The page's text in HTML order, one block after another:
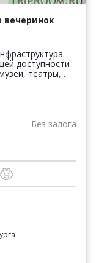
вечеринок
доступности
театры,
Без залога